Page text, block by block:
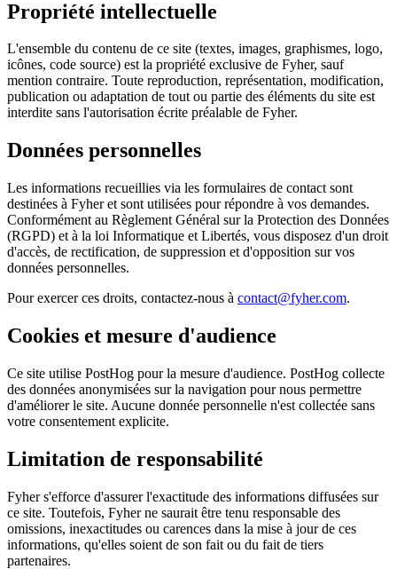
Propriété intellectuelle
L'ensemble du contenu de ce site (textes, images, graphismes, logo,
icônes, code source) est la propriété exclusive de Fyher, sauf
mention contraire. Toute reproduction, représentation, modification,
publication ou adaptation de tout ou partie des éléments du site est
interdite sans l'autorisation écrite préalable de Fyher.
Données personnelles
Les informations recueillies via les formulaires de contact sont
destinées à Fyher et sont utilisées pour répondre à vos demandes.
Conformément au Règlement Général sur la Protection des Données
(RGPD) et à la loi Informatique et Libertés, vous disposez d'un droit
d'accès, de rectification, de suppression et d'opposition sur vos
données personnelles.
Pour exercer ces droits, contactez-nous à contact@fyher.com.
Cookies et mesure d'audience
Ce site utilise PostHog pour la mesure d'audience. PostHog collecte
des données anonymisées sur la navigation pour nous permettre
d'améliorer le site. Aucune donnée personnelle n'est collectée sans
votre consentement explicite.
Limitation de responsabilité
Fyher s'efforce d'assurer l'exactitude des informations diffusées sur
ce site. Toutefois, Fyher ne saurait être tenu responsable des
omissions, inexactitudes ou carences dans la mise à jour de ces
informations, qu'elles soient de son fait ou du fait de tiers
partenaires.